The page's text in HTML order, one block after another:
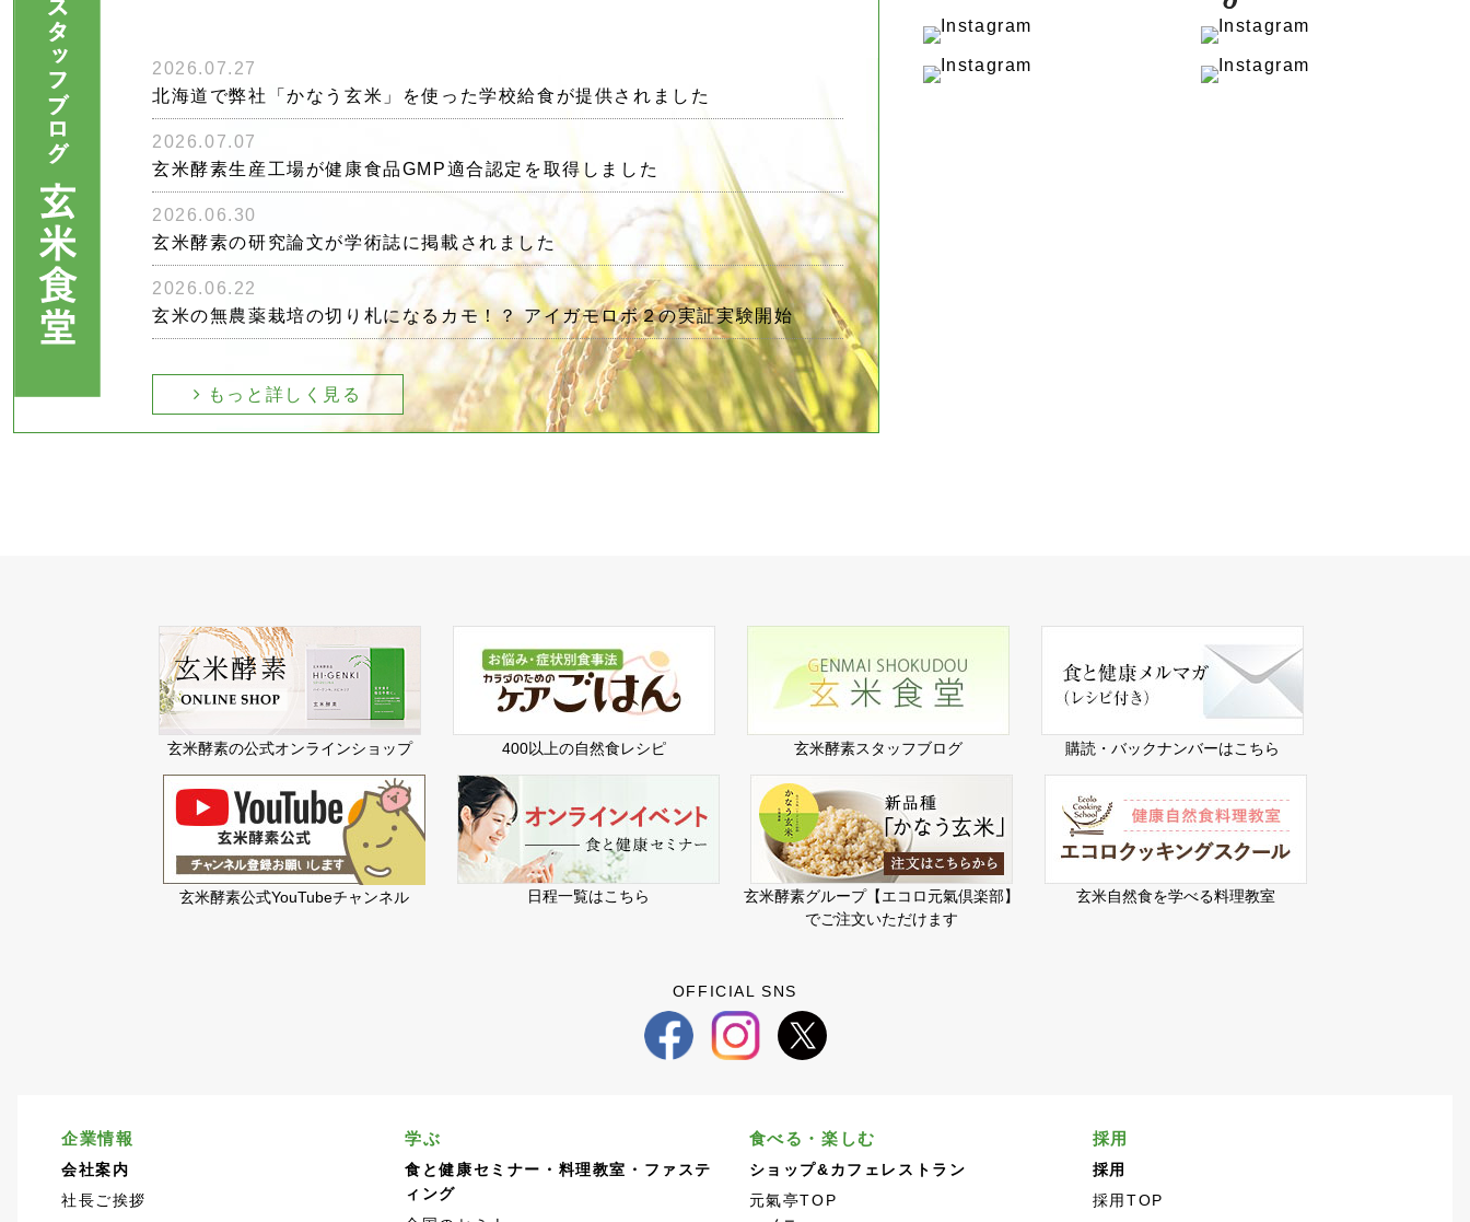
2026.07.27
北海道で弊社「かなう玄米」を使った学校給食が提供されました
2026.07.07
玄米酵素生産工場が健康食品GMP適合認定を取得しました
2026.06.30
玄米酵素の研究論文が学術誌に掲載されました
2026.06.22
玄米の無農薬栽培の切り札になるカモ！？ アイガモロボ２の実証実験開始
もっと詳しく見る
玄米酵素の公式オンラインショップ 400以上の自然食レシピ 玄米酵素スタッフブログ 購読・バックナンバーはこちら
玄米酵素公式YouTubeチャンネル 日程一覧はこちら
玄米酵素グループ【エコロ元氣倶楽部】
でご注文いただけます
玄米自然食を学べる料理教室
OFFICIAL SNS
企業情報
会社案内
社長ご挨拶
学ぶ
食と健康セミナー・料理教室・ファステ
ィング
食べる・楽しむ
ショップ&カフェレストラン
元氣亭TOP
採用
採用
採用TOP